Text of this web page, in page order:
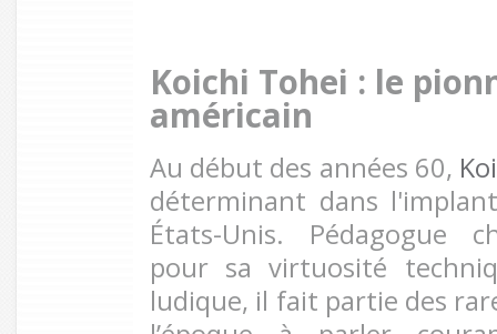
Koichi Tohei : le
américain
Au début des années 60,
déterminant dans
États-Unis. Pédagogue
pour sa virtuosité
ludique, il fait partie des